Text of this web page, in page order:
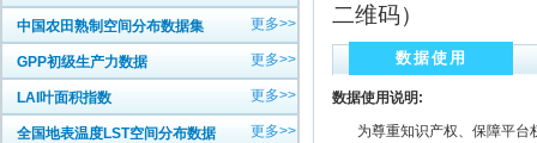
中国农田熟制空间分布数据集 更多>>
GPP初级生产力数据 更多>>
LAI叶面积指数 更多>>
全国地表温度LST空间分布数据 更多>>
二维码）
数据使用
数据使用说明:
为尊重知识产权、保障平台